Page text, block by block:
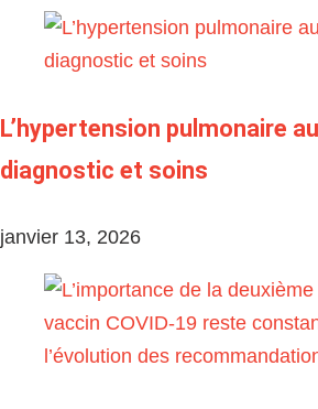
L’hypertension pulmonaire
diagnostic et soins
janvier 13, 2026